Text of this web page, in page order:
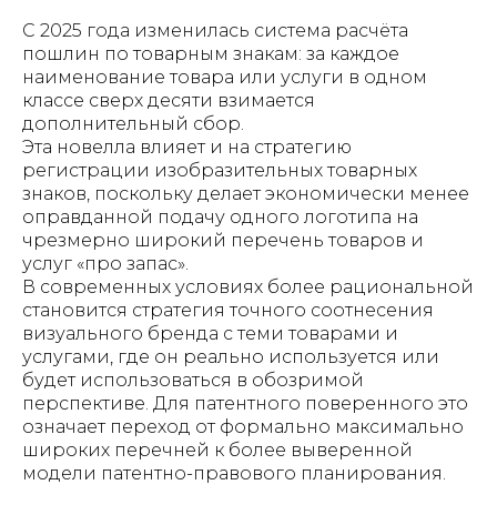
С 2025 года изменилась система расчёта
пошлин по товарным знакам: за каждое
наименование товара или услуги в одном
классе сверх десяти взимается
дополнительный сбор.
Эта новелла влияет и на стратегию
регистрации изобразительных товарных
знаков, поскольку делает экономически менее
оправданной подачу одного логотипа на
чрезмерно широкий перечень товаров и
услуг «про запас».
В современных условиях более рациональной
становится стратегия точного соотнесения
визуального бренда с теми товарами и
услугами, где он реально используется или
будет использоваться в обозримой
перспективе. Для патентного поверенного это
означает переход от формально максимально
широких перечней к более выверенной
модели патентно-правового планирования.